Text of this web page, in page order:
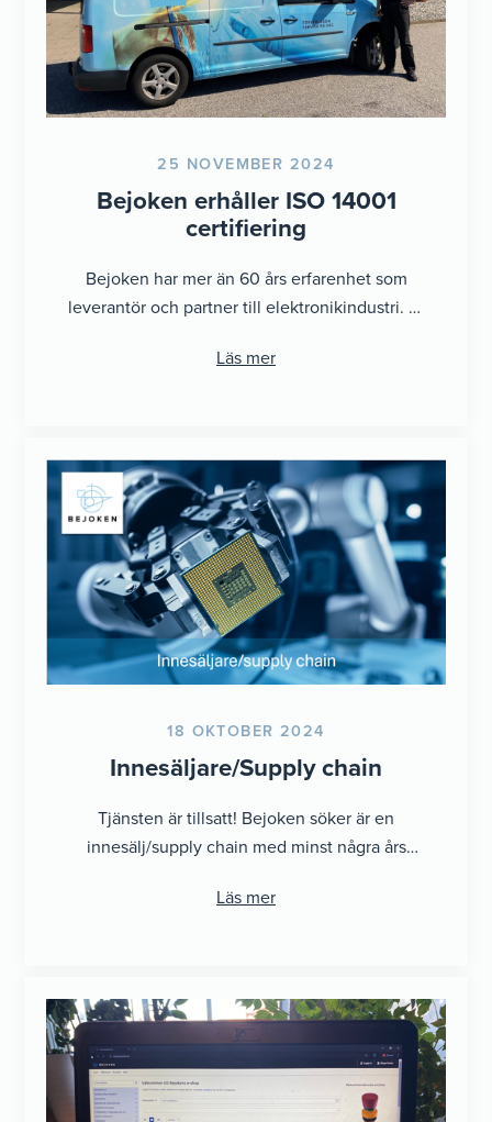
25 NOVEMBER 2024
Bejoken erhåller ISO 14001
certifiering
Bejoken har mer än 60 års erfarenhet som
leverantör och partner till elektronikindustri. Vi
komponenter till ...
Läs mer
18 OKTOBER 2024
Innesäljare/Supply chain
Tjänsten är tillsatt! Bejoken söker är en
innesälj/supply chain med minst några års
ett ...
Läs mer